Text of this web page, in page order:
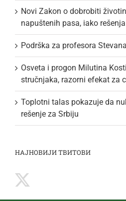
Novi Zakon o dobrobiti
napuštenih pasa, iako
Podrška za profesora
Osveta i progon Milutina
stručnjaka, razorni efekat za
Toplotni talas pokazuje da
rešenje za Srbiju
НАЈНОВИЈИ ТВИТОВИ